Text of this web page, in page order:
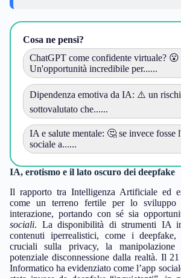
Cosa ne pensi?
ChatGPT come confidente virtuale? 😮
Un'opportunità incredibile per......
Dipendenza emotiva da IA: ⚠️ un
sottovalutato che......
IA e salute mentale: 🤔 se invece fosse
sociale a......
IA, erotismo e il lato oscuro dei deepfake
Il rapporto tra Intelligenza Artificiale ed
come un terreno fertile per lo
interazione, portando con sé sia
sociali. La disponibilità di strumenti IA
contenuti iperrealistici, come i deepfake,
cruciali sulla privacy, la manipolazione
potenziale disconnessione dalla realtà. Il
Informatico ha evidenziato come l’app